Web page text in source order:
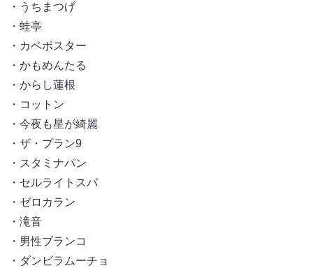
・うちまつげ
・蛙亭
・カベポスター
・かもめんたる
・からし蓮根
・コットン
・今夜も星が綺麗
・ザ・プラン9
・スタミナパン
・セルライトスパ
・ゼロカラン
・滝音
・男性ブランコ
・ダンビラムーチョ